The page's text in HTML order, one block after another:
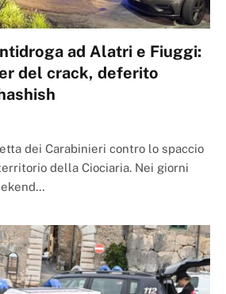
ad Alatri e Fiuggi:
del crack, deferito
dei Carabinieri contro lo spaccio
della Ciociaria. Nei giorni